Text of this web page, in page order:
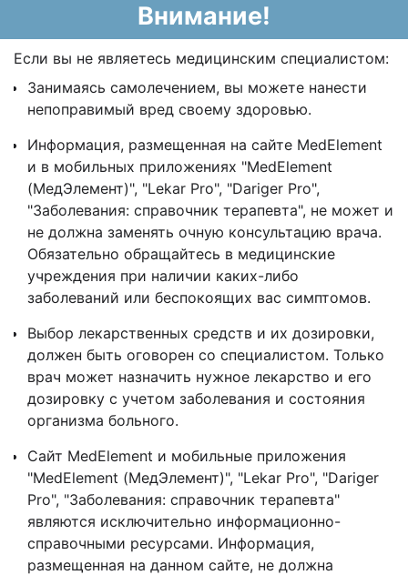
Внимание!
Если вы не являетесь медицинским специалистом:
Занимаясь самолечением, вы можете нанести
непоправимый вред своему здоровью.
Информация, размещенная на сайте MedElement
и в мобильных приложениях "MedElement
(МедЭлемент)", "Lekar Pro", "Dariger Pro",
"Заболевания: справочник терапевта", не может и
не должна заменять очную консультацию врача.
Обязательно обращайтесь в медицинские
учреждения при наличии каких-либо
заболеваний или беспокоящих вас симптомов.
Выбор лекарственных средств и их дозировки,
должен быть оговорен со специалистом. Только
врач может назначить нужное лекарство и его
дозировку с учетом заболевания и состояния
организма больного.
Сайт MedElement и мобильные приложения
"MedElement (МедЭлемент)", "Lekar Pro", "Dariger
Pro", "Заболевания: справочник терапевта"
являются исключительно информационно-
справочными ресурсами. Информация,
размещенная на данном сайте, не должна